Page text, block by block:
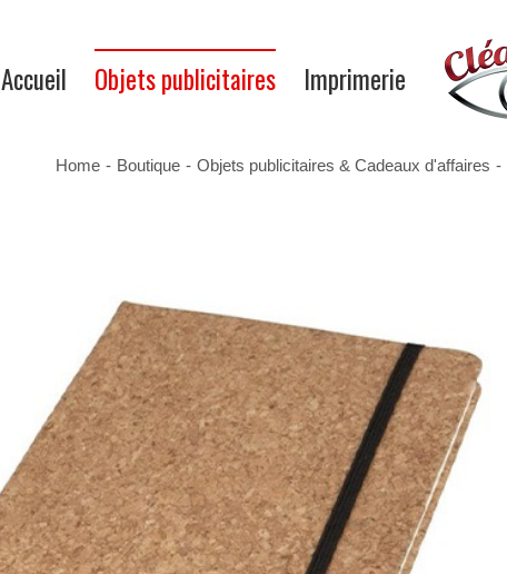
Accueil Objets publicitaires Imprimerie
Home - Boutique - Objets publicitaires & Cadeaux d'affaires -